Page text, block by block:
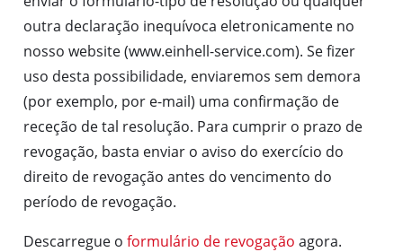
outra declaração inequívoca eletronicamente no
nosso website (www.einhell-service.com). Se fizer
uso desta possibilidade, enviaremos sem demora
(por exemplo, por e-mail) uma confirmação de
receção de tal resolução. Para cumprir o prazo de
revogação, basta enviar o aviso do exercício do
direito de revogação antes do vencimento do
período de revogação.
Descarregue oformulário de revogação agora.